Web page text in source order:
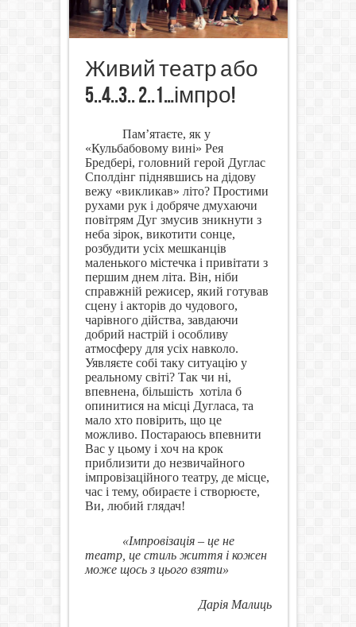
Живий театр або
5..4..3.. 2..1…імпро!
Пам’ятаєте, як у
«Кульбабовому вині» Рея
Бредбері, головний герой Дуглас
Сполдінг піднявшись на дідову
вежу «викликав» літо? Простими
рухами рук і добряче дмухаючи
повітрям Дуг змусив зникнути з
неба зірок, викотити сонце,
розбудити усіх мешканців
маленького містечка і привітати з
першим днем літа. Він, ніби
справжній режисер, який готував
сцену і акторів до чудового,
чарівного дійства, завдаючи
добрий настрій і особливу
атмосферу для усіх навколо.
Уявляєте собі таку ситуацію у
реальному світі? Так чи ні,
впевнена, більшість хотіла б
опинитися на місці Дугласа, та
мало хто повірить, що це
можливо. Постараюсь впевнити
Вас у цьому і хоч на крок
приблизити до незвичайного
імпровізаційного театру, де місце,
час і тему, обираєте і створюєте,
Ви, любий глядач!
«Імпровізація – це не
театр, це стиль життя і кожен
може щось з цього взяти»
Дарія Малиць